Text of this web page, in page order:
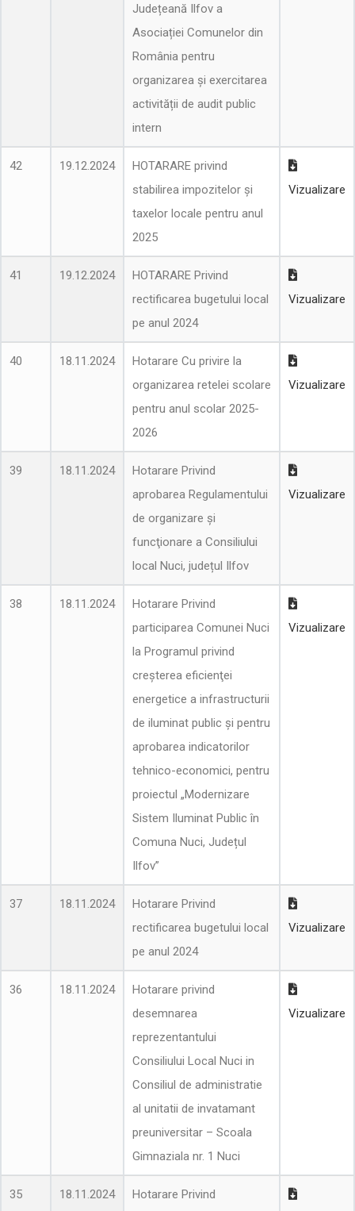
Județeană Ilfov a
Asociației Comunelor din
România pentru
organizarea şi exercitarea
activității de audit public
intern
42 19.12.2024
HOTARARE privind
stabilirea impozitelor şi
taxelor locale pentru anul
2025
Vizualizare
41 19.12.2024
HOTARARE Privind
rectificarea bugetului local
pe anul 2024
Vizualizare
40 18.11.2024
Hotarare Cu privire la
organizarea retelei scolare
pentru anul scolar 2025-
2026
Vizualizare
39 18.11.2024
Hotarare Privind
aprobarea Regulamentului
de organizare şi
funcţionare a Consiliului
local Nuci, județul Ilfov
Vizualizare
38 18.11.2024
Hotarare Privind
participarea Comunei Nuci
la Programul privind
creşterea eficienţei
energetice a infrastructurii
de iluminat public și pentru
aprobarea indicatorilor
tehnico-economici, pentru
proiectul „Modernizare
Sistem Iluminat Public în
Comuna Nuci, Județul
Ilfov”
Vizualizare
37 18.11.2024
Hotarare Privind
rectificarea bugetului local
pe anul 2024
Vizualizare
36 18.11.2024
Hotarare privind
desemnarea
reprezentantului
Consiliului Local Nuci in
Consiliul de administratie
al unitatii de invatamant
preuniversitar – Scoala
Gimnaziala nr. 1 Nuci
Vizualizare
35 18.11.2024
Hotarare Privind